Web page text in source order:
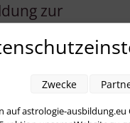
zur
eines
Zeit als
der
Wegen,
auf astrologie-ausbildung.eu
Zwecke